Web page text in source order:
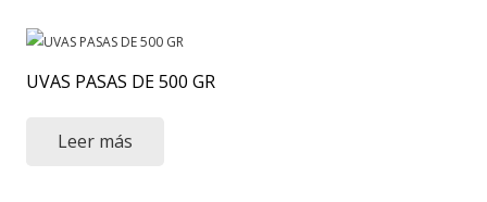
UVAS PASAS DE 500 GR
Leer más